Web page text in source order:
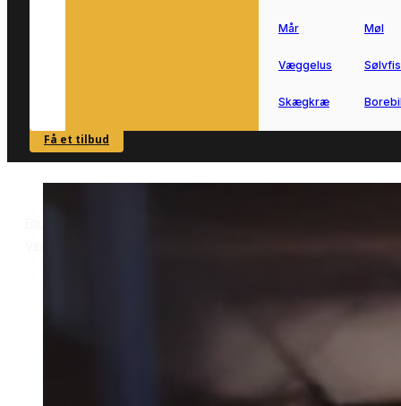
SE OVERSIGT
Mår Møl
Væggelus
Skægkræ
Få et tilbud
Muldvarpebekæmpelse i Viby J
trygt gennem vores lokale